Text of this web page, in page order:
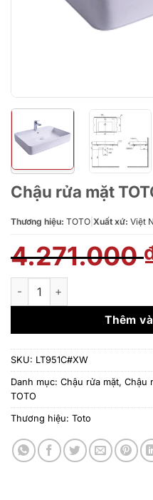
Chậu rửa mặt
Thương hiệu: TOTO Xuất xứ: Việt
4.271.000
Chậu rửa mặt TOTO
Thêm
SKU: LT951C#XW
Danh mục: Chậu rửa mặt, Chậu
TOTO
Thương hiệu: Toto